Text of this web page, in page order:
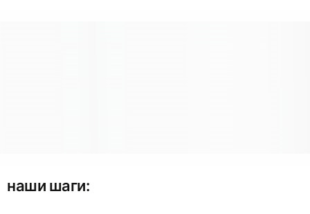
наши шаги: